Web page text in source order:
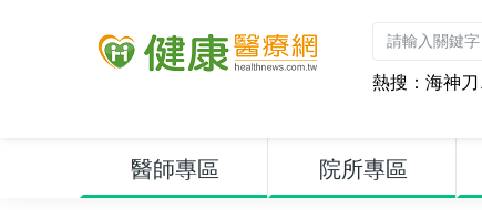
熱搜： 海神刀
醫師專區 院所專區